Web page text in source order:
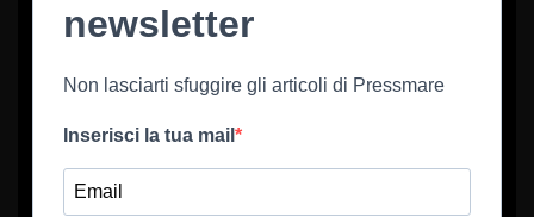
newsletter
Non lasciarti sfuggire gli articoli di Pressmare
Inserisci la tua mail